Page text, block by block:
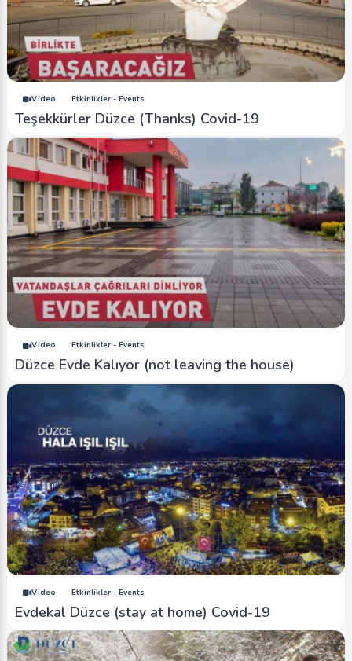
Video Etkinlikler - Events
Teşekkürler Düzce (Thanks) Covid-19
Video Etkinlikler - Events
Düzce Evde Kalıyor (not leaving the house)
Video Etkinlikler - Events
Evdekal Düzce (stay at home) Covid-19